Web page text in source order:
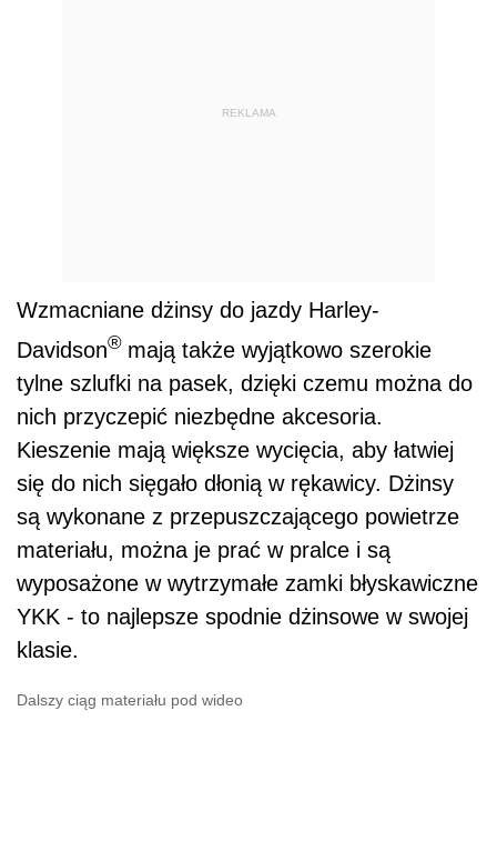
REKLAMA
Wzmacniane dżinsy do jazdy Harley-
Davidson® mają także wyjątkowo szerokie
tylne szlufki na pasek, dzięki czemu można do
nich przyczepić niezbędne akcesoria.
Kieszenie mają większe wycięcia, aby łatwiej
się do nich sięgało dłonią w rękawicy. Dżinsy
są wykonane z przepuszczającego powietrze
materiału, można je prać w pralce i są
wyposażone w wytrzymałe zamki błyskawiczne
YKK - to najlepsze spodnie dżinsowe w swojej
klasie.
Dalszy ciąg materiału pod wideo